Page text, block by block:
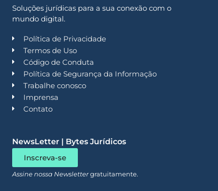
Soluções jurídicas para a sua conexão com o
mundo digital.
Política de Privacidade
Termos de Uso
Código de Conduta
Política de Segurança da Informação
Trabalhe conosco
Imprensa
Contato
NewsLetter | Bytes Jurídicos
Inscreva-se
Assine nossa Newslettergratuitamente.